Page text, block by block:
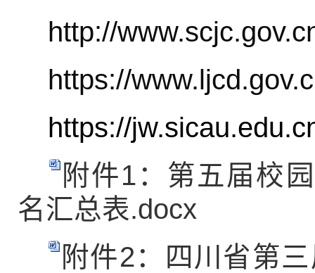
http://
https://
https://
附件1：第五届校
名汇总表.docx
附件2：四川省第